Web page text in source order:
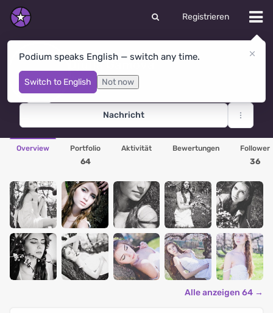
Registrieren
Podium speaks English — switch any time.
Switch to English Not now
Djulia Gamova
Mykolayiv· Ukraine
Nachricht
Overview Portfolio
64
Aktivität Bewertungen Follower
36
Alle anzeigen 64 →